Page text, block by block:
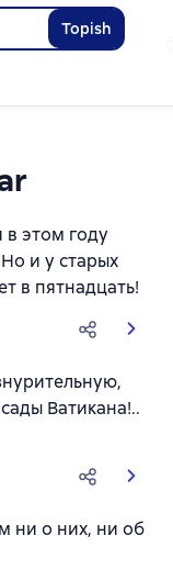
Topish
этом году
и у старых
в пятнадцать!
Ватикана!..
ни о них, ни об